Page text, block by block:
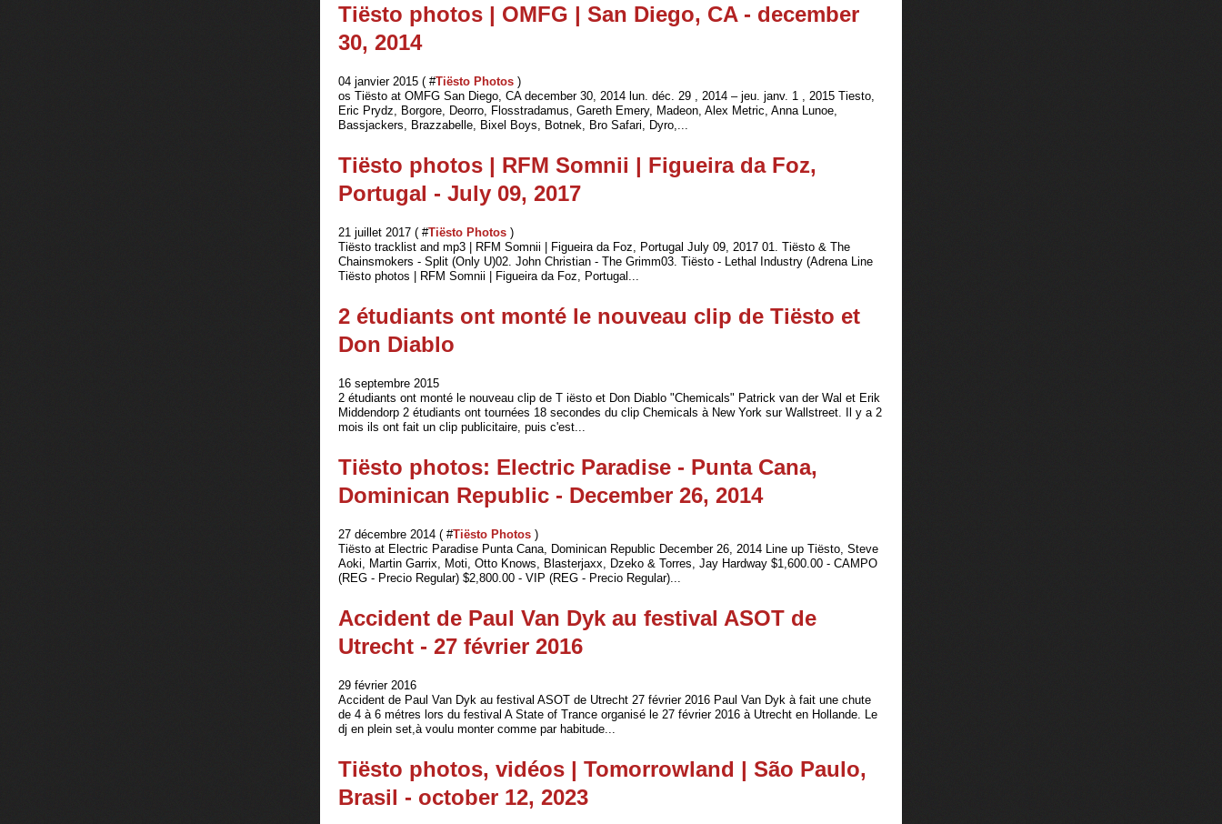
Tiësto photos | OMFG | San Diego, CA - december
30, 2014
04 janvier 2015 ( #Tiësto Photos )
os Tiësto at OMFG San Diego, CA december 30, 2014 lun. déc. 29 , 2014 – jeu. janv. 1 , 2015 Tiesto,
Eric Prydz, Borgore, Deorro, Flosstradamus, Gareth Emery, Madeon, Alex Metric, Anna Lunoe,
Bassjackers, Brazzabelle, Bixel Boys, Botnek, Bro Safari, Dyro,...
Tiësto photos | RFM Somnii | Figueira da Foz,
Portugal - July 09, 2017
21 juillet 2017 ( #Tiësto Photos )
Tiësto tracklist and mp3 | RFM Somnii | Figueira da Foz, Portugal July 09, 2017 01. Tiësto & The
Chainsmokers - Split (Only U)02. John Christian - The Grimm03. Tiësto - Lethal Industry (Adrena Line
Tiësto photos | RFM Somnii | Figueira da Foz, Portugal...
2 étudiants ont monté le nouveau clip de Tiësto et
Don Diablo
16 septembre 2015
2 étudiants ont monté le nouveau clip de T iësto et Don Diablo "Chemicals" Patrick van der Wal et Erik
Middendorp 2 étudiants ont tournées 18 secondes du clip Chemicals à New York sur Wallstreet. Il y a 2
mois ils ont fait un clip publicitaire, puis c'est...
Tiësto photos: Electric Paradise - Punta Cana,
Dominican Republic - December 26, 2014
27 décembre 2014 ( #Tiësto Photos )
Tiësto at Electric Paradise Punta Cana, Dominican Republic December 26, 2014 Line up Tiësto, Steve
Aoki, Martin Garrix, Moti, Otto Knows, Blasterjaxx, Dzeko & Torres, Jay Hardway $1,600.00 - CAMPO
(REG - Precio Regular) $2,800.00 - VIP (REG - Precio Regular)...
Accident de Paul Van Dyk au festival ASOT de
Utrecht - 27 février 2016
29 février 2016
Accident de Paul Van Dyk au festival ASOT de Utrecht 27 février 2016 Paul Van Dyk à fait une chute
de 4 à 6 métres lors du festival A State of Trance organisé le 27 février 2016 à Utrecht en Hollande. Le
dj en plein set,à voulu monter comme par habitude...
Tiësto photos, vidéos | Tomorrowland | São Paulo,
Brasil - october 12, 2023